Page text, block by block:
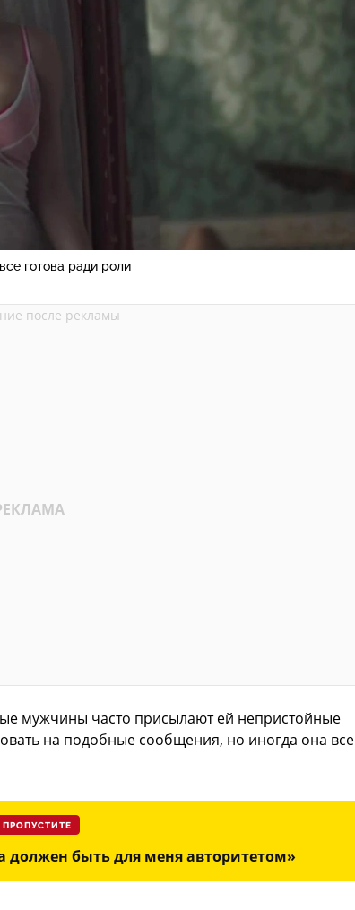
готова ради роли
мужчины часто присылают ей непристойные
на подобные сообщения, но иногда она все
ПРОПУСТИТЕ
быть для меня авторитетом»